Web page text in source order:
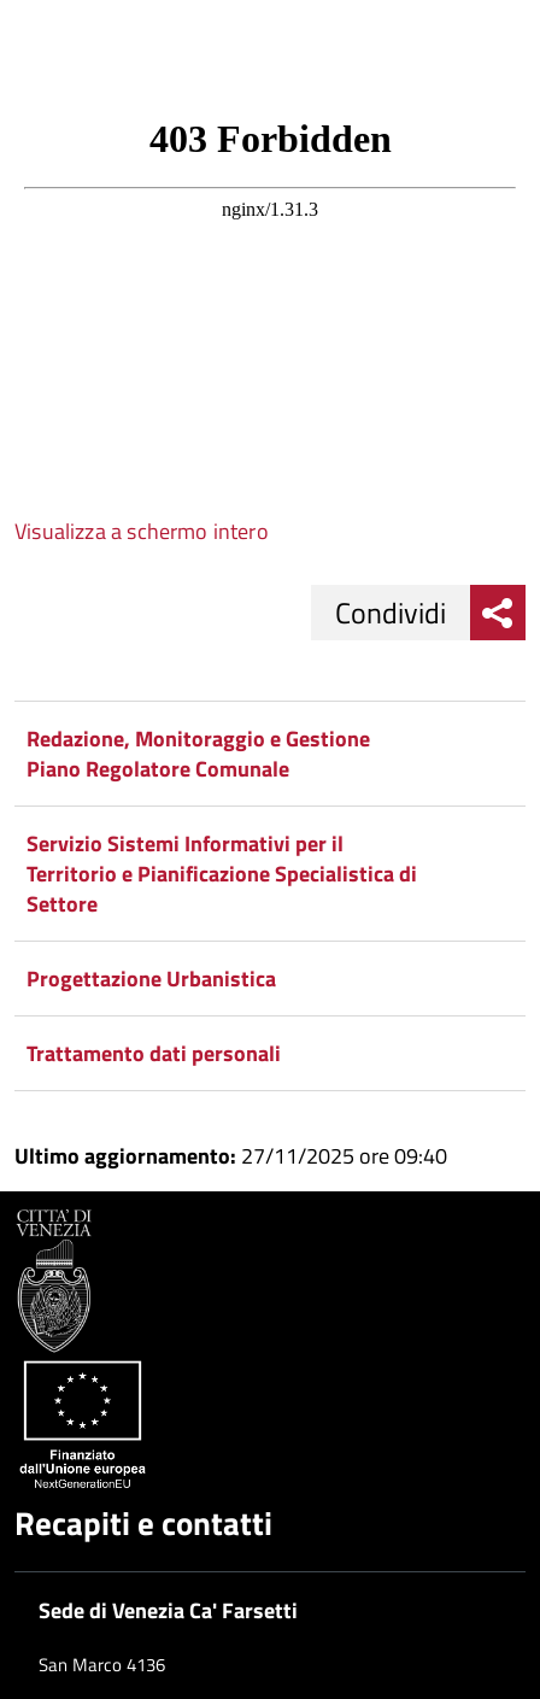
Visualizza a schermo intero
Facebook
Condividi
su
Condividi
Google
Plus
Condividi
su
Whatsapp
Condividi
Redazione, Monitoraggio e Gestione
Piano Regolatore Comunale
Servizio Sistemi Informativi per il
Territorio e Pianificazione Specialistica di
Settore
Progettazione Urbanistica
Trattamento dati personali
Ultimo aggiornamento: 27/11/2025 ore 09:40
Recapiti e contatti
Sede di Venezia Ca' Farsetti
San Marco 4136